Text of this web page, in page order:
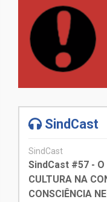
SindCast
SindCast
SindCast #57 - O
CULTURA NA
CONSCIÊNCIA